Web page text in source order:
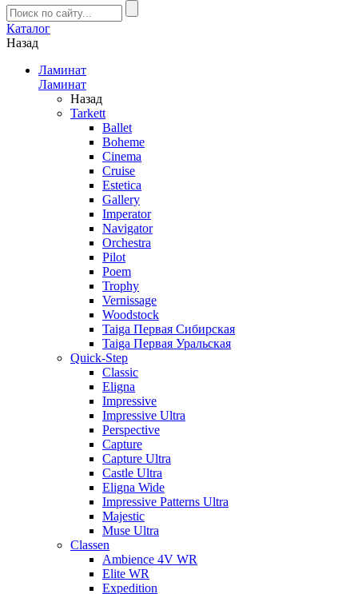
Каталог
Назад
Ламинат
Ламинат
Назад
Tarkett
Ballet
Boheme
Cinema
Cruise
Estetica
Gallery
Imperator
Navigator
Orchestra
Pilot
Poem
Trophy
Vernissage
Woodstock
Taiga Первая Сибирская
Taiga Первая Уральская
Quick-Step
Classic
Eligna
Impressive
Impressive Ultra
Perspective
Capture
Capture Ultra
Castle Ultra
Eligna Wide
Impressive Patterns Ultra
Majestic
Muse Ultra
Classen
Ambience 4V WR
Elite WR
Expedition